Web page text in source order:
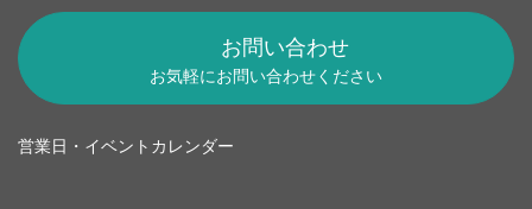
お問い合わせ
お気軽にお問い合わせください
営業日・イベントカレンダー